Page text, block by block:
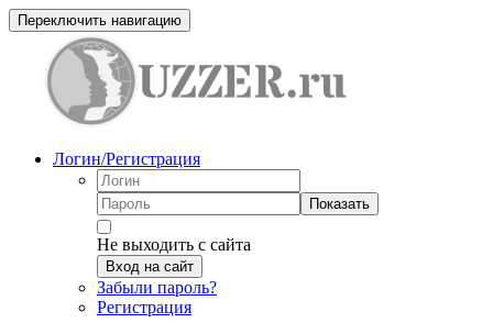
Переключить навигацию
Логин/Регистрация
Показать
Не выходить с сайта
Вход на сайт
Забыли пароль?
Регистрация